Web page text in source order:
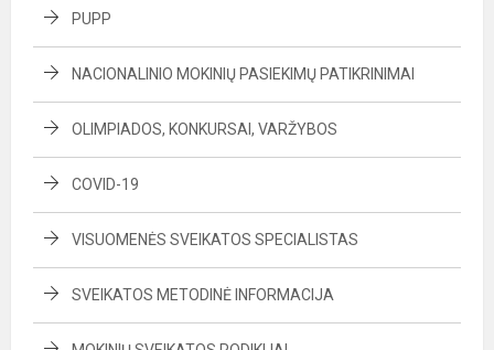
PUPP
NACIONALINIO MOKINIŲ PASIEKIMŲ PATIKRINIMAI
OLIMPIADOS, KONKURSAI, VARŽYBOS
COVID-19
VISUOMENĖS SVEIKATOS SPECIALISTAS
SVEIKATOS METODINĖ INFORMACIJA